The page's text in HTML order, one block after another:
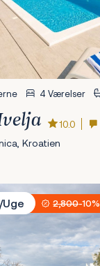
4 Værelser
10.0
Kroatien
Uge
2,800-10%